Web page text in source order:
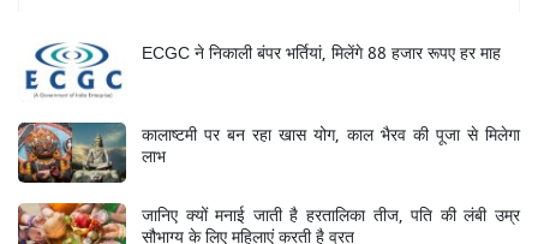
ECGC ने निकाली बंपर भर्तियां, मिलेंगे 88 हजार रूपए हर माह
कालाष्टमी पर बन रहा खास योग, काल भैरव की पूजा से मिलेगा
लाभ
जानिए क्यों मनाई जाती है हरतालिका तीज, पति की लंबी उम्र
सौभाग्य के लिए महिलाएं करती है व्रत